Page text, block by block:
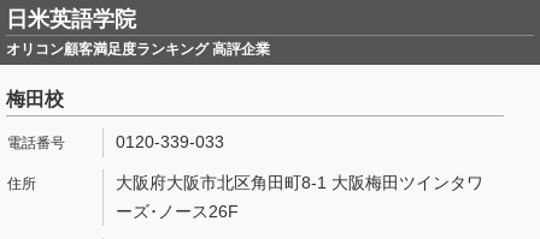
日米英語学院
オリコン顧客満足度ランキング 高評企業
梅田校
0120-339-033
大阪府大阪市北区角田町8-1 大阪梅田ツインタワ
ーズ･ノース26F